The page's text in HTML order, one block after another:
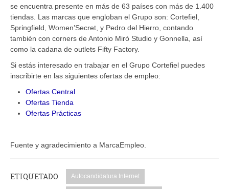
se encuentra presente en más de 63 países con más de 1.400
tiendas. Las marcas que engloban el Grupo son: Cortefiel,
Springfield, Women’Secret, y Pedro del Hierro, contando
también con corners de Antonio Miró Studio y Gonnella, así
como la cadana de outlets Fifty Factory.
Si estás interesado en trabajar en el Grupo Cortefiel puedes
inscribirte en las siguientes ofertas de empleo:
Ofertas Central
Ofertas Tienda
Ofertas Prácticas
Fuente y agradecimiento a MarcaEmpleo.
ETIQUETADO Autocandidatura Internet